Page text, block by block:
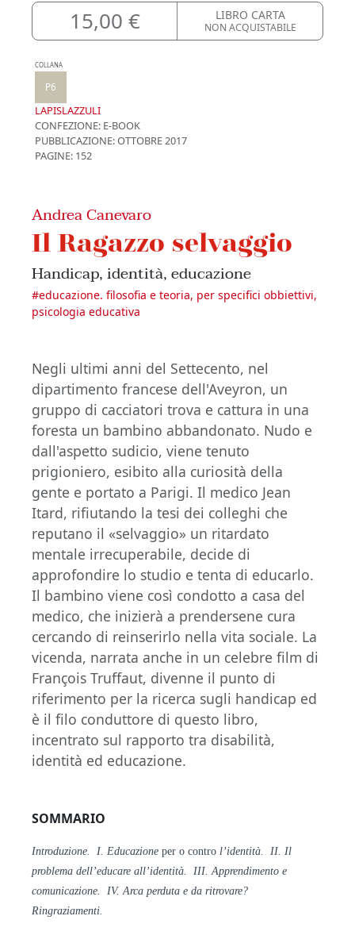
15,00 € LIBRO CARTA
NON ACQUISTABILE
COLLANA
P6
LAPISLAZZULI
CONFEZIONE: E-BOOK
PUBBLICAZIONE:OTTOBRE 2017
PAGINE: 152
Andrea Canevaro
Il Ragazzo selvaggio
Handicap, identità, educazione
#educazione. filosofia e teoria, per specifici obbiettivi,
psicologia educativa
Negli ultimi anni del Settecento, nel
dipartimento francese dell'Aveyron, un
gruppo di cacciatori trova e cattura in una
foresta un bambino abbandonato. Nudo e
dall'aspetto sudicio, viene tenuto
prigioniero, esibito alla curiosità della
gente e portato a Parigi. Il medico Jean
Itard, rifiutando la tesi dei colleghi che
reputano il «selvaggio» un ritardato
mentale irrecuperabile, decide di
approfondire lo studio e tenta di educarlo.
Il bambino viene così condotto a casa del
medico, che inizierà a prendersene cura
cercando di reinserirlo nella vita sociale. La
vicenda, narrata anche in un celebre film di
François Truffaut, divenne il punto di
riferimento per la ricerca sugli handicap ed
è il filo conduttore di questo libro,
incentrato sul rapporto tra disabilità,
identità ed educazione.
SOMMARIO
Introduzione. I. Educazione per o contro l’identità. II. Il
problema dell’educare all’identità. III. Apprendimento e
comunicazione. IV. Arca perduta e da ritrovare?
Ringraziamenti.